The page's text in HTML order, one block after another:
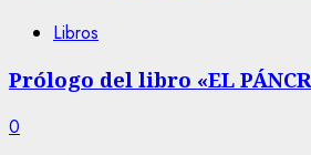
Libros
Prólogo del libro «EL
0